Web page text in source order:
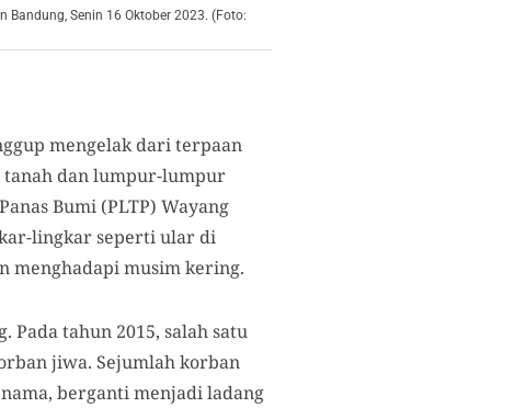
Senin 16 Oktober 2023. (Foto:
mengelak dari terpaan
tanah dan lumpur-lumpur
Bumi (PLTP) Wayang
lingkar seperti ular di
menghadapi musim kering.
Pada tahun 2015, salah satu
jiwa. Sejumlah korban
berganti menjadi ladang